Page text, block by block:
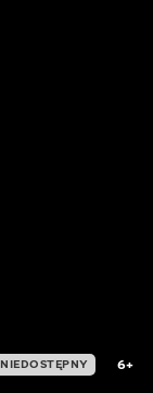
NIEDOSTĘPNY 6+